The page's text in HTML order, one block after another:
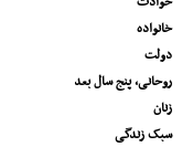
خانواده
دولت
روحانی، پنج سال بعد
زنان
سبک زندگی